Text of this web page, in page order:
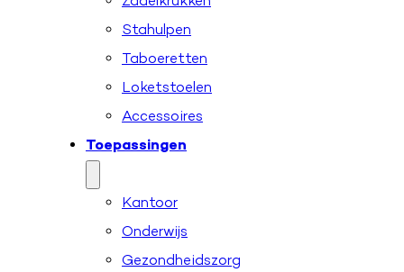
Stahulpen
Taboeretten
Loketstoelen
Accessoires
Toepassingen
Kantoor
Onderwijs
Gezondheidszorg